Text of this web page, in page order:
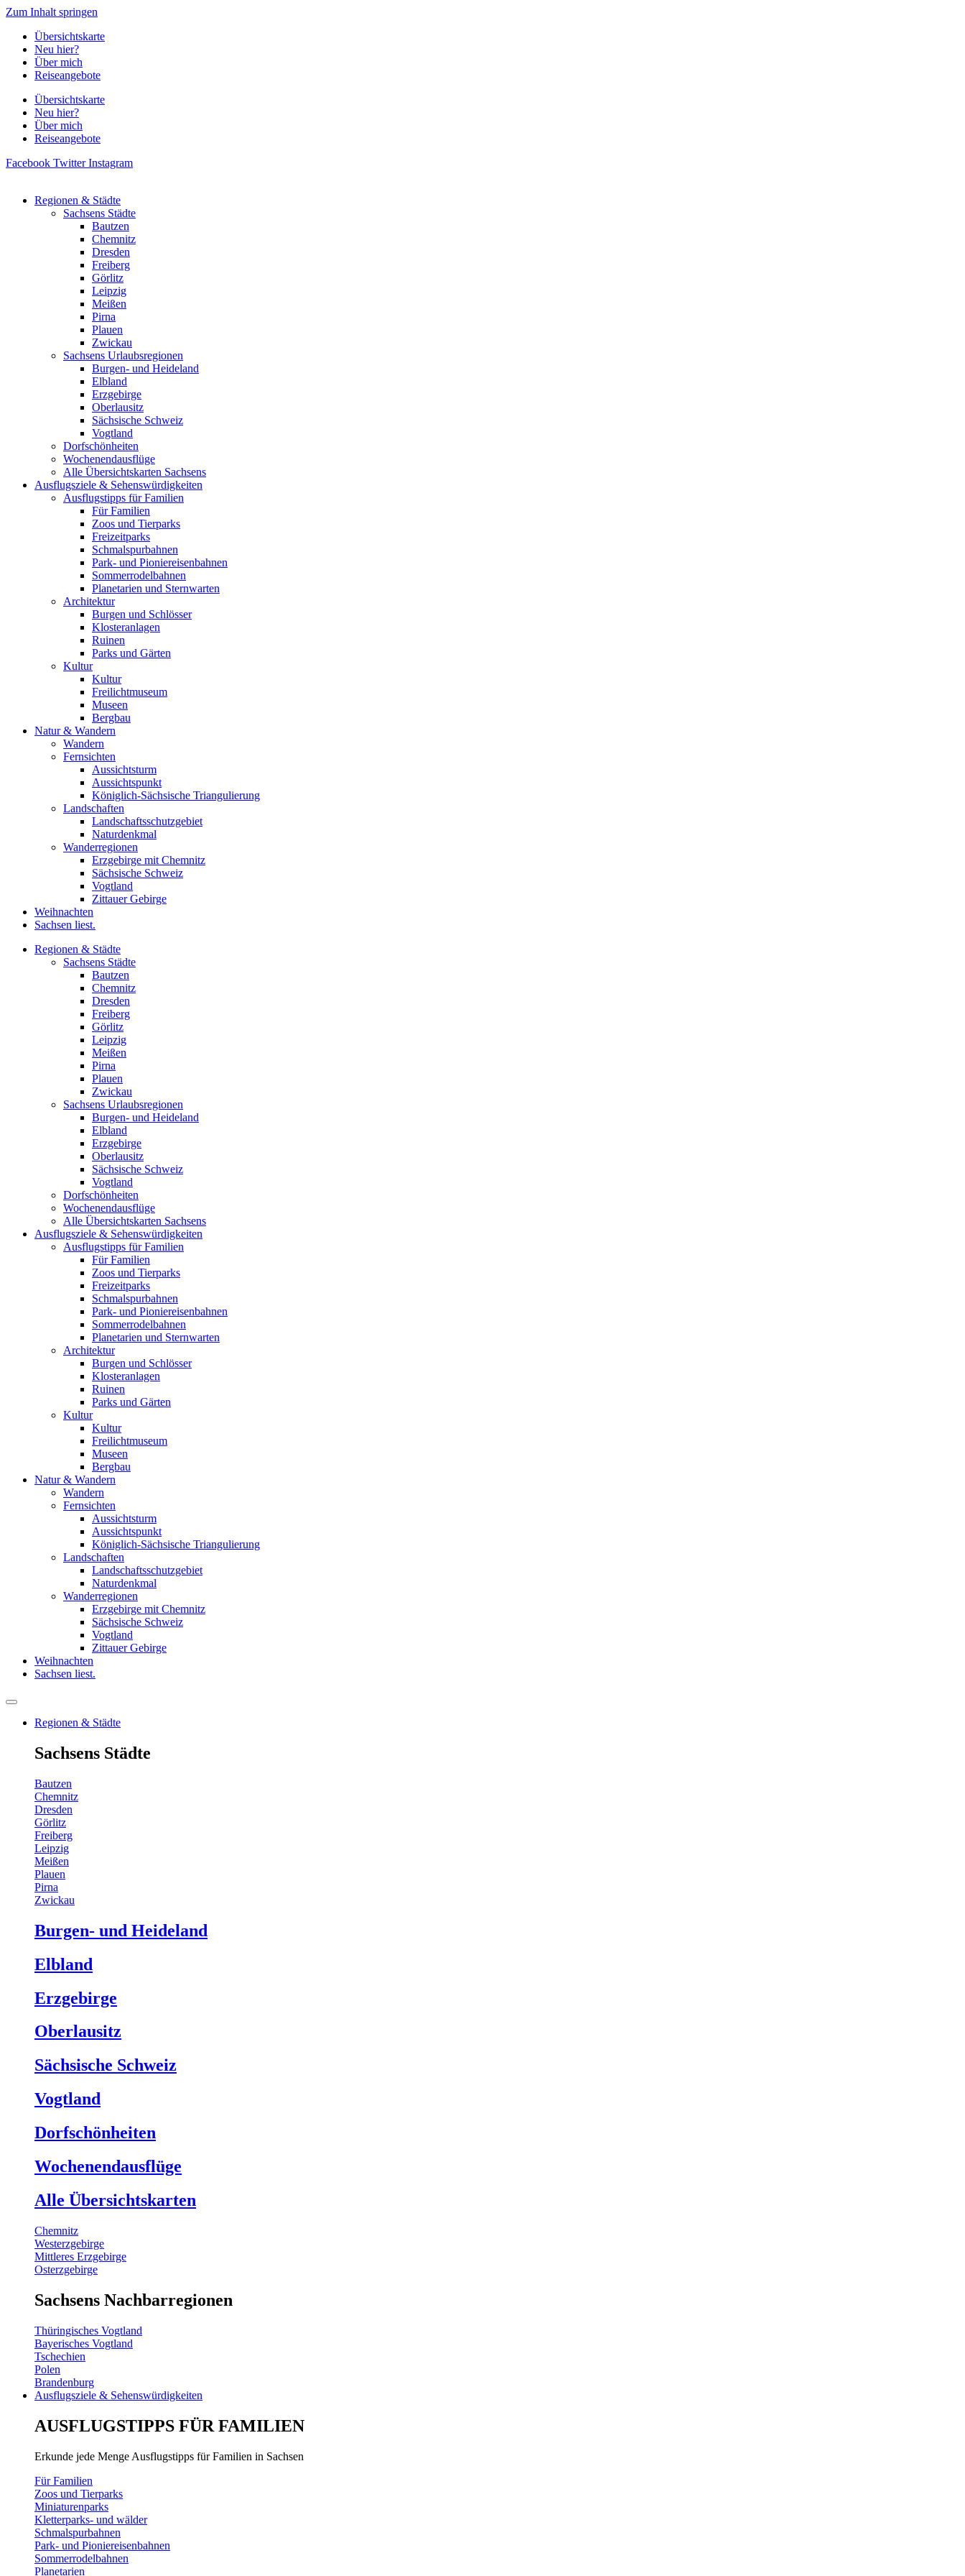
Zum Inhalt springen
Übersichtskarte
Neu hier?
Über mich
Reiseangebote
Übersichtskarte
Neu hier?
Über mich
Reiseangebote
Facebook Twitter Instagram
Regionen & Städte
Sachsens Städte
Bautzen
Chemnitz
Dresden
Freiberg
Görlitz
Leipzig
Meißen
Pirna
Plauen
Zwickau
Sachsens Urlaubsregionen
Burgen- und Heideland
Elbland
Erzgebirge
Oberlausitz
Sächsische Schweiz
Vogtland
Dorfschönheiten
Wochenendausflüge
Alle Übersichtskarten Sachsens
Ausflugsziele & Sehenswürdigkeiten
Ausflugstipps für Familien
Für Familien
Zoos und Tierparks
Freizeitparks
Schmalspurbahnen
Park- und Pioniereisenbahnen
Sommerrodelbahnen
Planetarien und Sternwarten
Architektur
Burgen und Schlösser
Klosteranlagen
Ruinen
Parks und Gärten
Kultur
Kultur
Freilichtmuseum
Museen
Bergbau
Natur & Wandern
Wandern
Fernsichten
Aussichtsturm
Aussichtspunkt
Königlich-Sächsische Triangulierung
Landschaften
Landschaftsschutzgebiet
Naturdenkmal
Wanderregionen
Erzgebirge mit Chemnitz
Sächsische Schweiz
Vogtland
Zittauer Gebirge
Weihnachten
Sachsen liest.
Regionen & Städte
Sachsens Städte
Bautzen
Chemnitz
Dresden
Freiberg
Görlitz
Leipzig
Meißen
Pirna
Plauen
Zwickau
Sachsens Urlaubsregionen
Burgen- und Heideland
Elbland
Erzgebirge
Oberlausitz
Sächsische Schweiz
Vogtland
Dorfschönheiten
Wochenendausflüge
Alle Übersichtskarten Sachsens
Ausflugsziele & Sehenswürdigkeiten
Ausflugstipps für Familien
Für Familien
Zoos und Tierparks
Freizeitparks
Schmalspurbahnen
Park- und Pioniereisenbahnen
Sommerrodelbahnen
Planetarien und Sternwarten
Architektur
Burgen und Schlösser
Klosteranlagen
Ruinen
Parks und Gärten
Kultur
Kultur
Freilichtmuseum
Museen
Bergbau
Natur & Wandern
Wandern
Fernsichten
Aussichtsturm
Aussichtspunkt
Königlich-Sächsische Triangulierung
Landschaften
Landschaftsschutzgebiet
Naturdenkmal
Wanderregionen
Erzgebirge mit Chemnitz
Sächsische Schweiz
Vogtland
Zittauer Gebirge
Weihnachten
Sachsen liest.
Regionen & Städte
Sachsens Städte
Bautzen
Chemnitz
Dresden
Görlitz
Freiberg
Leipzig
Meißen
Plauen
Pirna
Zwickau
Burgen- und Heideland
Elbland
Erzgebirge
Oberlausitz
Sächsische Schweiz
Vogtland
Dorfschönheiten
Wochenendausflüge
Alle Übersichtskarten
Chemnitz
Westerzgebirge
Mittleres Erzgebirge
Osterzgebirge
Sachsens Nachbarregionen
Thüringisches Vogtland
Bayerisches Vogtland
Tschechien
Polen
Brandenburg
Ausflugsziele & Sehenswürdigkeiten
AUSFLUGSTIPPS FÜR FAMILIEN
Erkunde jede Menge Ausflugstipps für Familien in Sachsen
Für Familien
Zoos und Tierparks
Miniaturenparks
Kletterparks- und wälder
Schmalspurbahnen
Park- und Pioniereisenbahnen
Sommerrodelbahnen
Planetarien